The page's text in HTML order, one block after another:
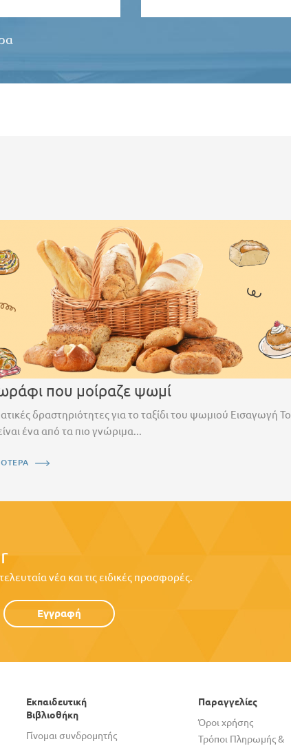
που μοίραζε ψωμί
δραστηριότητες για το ταξίδι του ψωμιού Εισαγωγή Το
ένα από τα πιο γνώριμα...
νέα και τις ειδικές προσφορές.
Εγγραφή
Εκπαιδευτική
Βιβλιοθήκη
Γίνομαι συνδρομητής
Παραγγελίες
Όροι χρήσης
Τρόποι Πληρωμής &